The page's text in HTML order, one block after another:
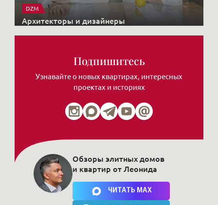
DZM
Архитекторы и дизайнеры
Подпишитесь
Узнавайте о новых квартирах, интересных
проектах и историях
Нажимая на кнопку, Вы соглашаетесь c политикой сайта
Обзоры элитных домов
и квартир от Леонида
ЧИТАТЬ MAX